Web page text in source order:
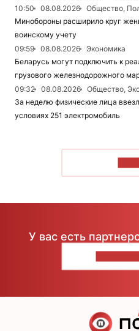
10:50
08.08.2026
Общество,
Минобороны расширило круг
воинскому учету
09:59
08.08.2026
Экономика
Беларусь могут подключить к
грузового железнодорожного
09:32
08.08.2026
Общество,
За неделю физические лица
условиях 251 электромобиль
У вас есть